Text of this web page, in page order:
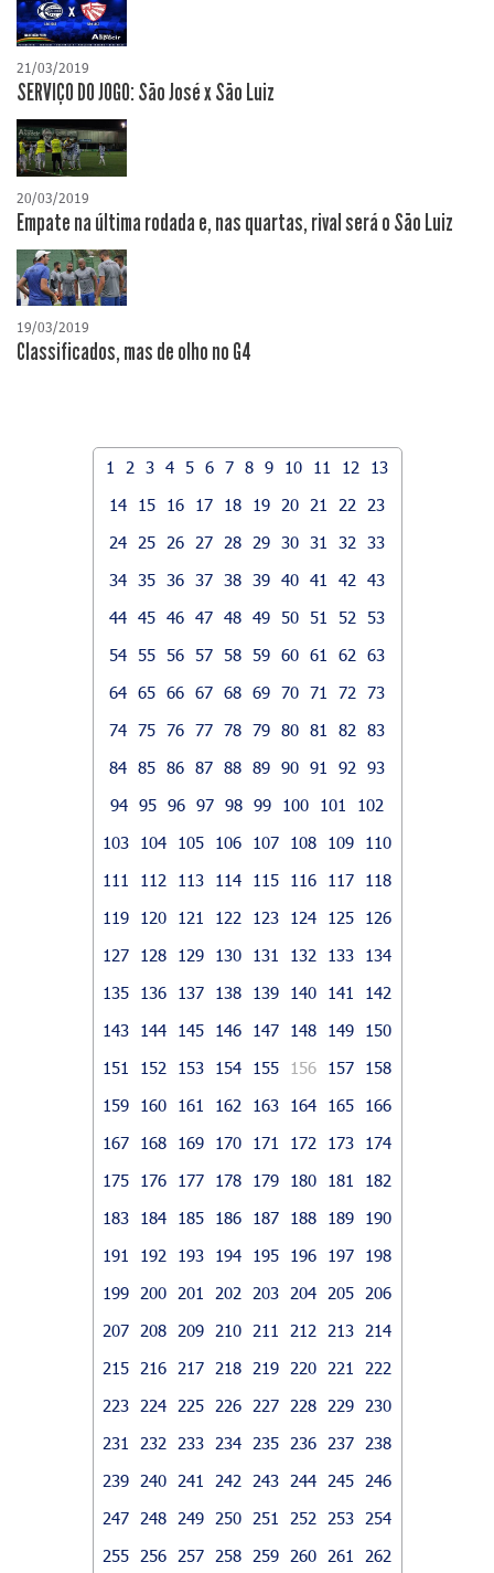
21/03/2019
SERVIÇO DO JOGO: São José x São Luiz
20/03/2019
Empate na última rodada e, nas quartas, rival será o São Luiz
19/03/2019
Classificados, mas de olho no G4
1 2 3 4 5 6 7 8 9 10 11 12
13
14
15 16 17 18 19 20 21 22
23
24
25 26 27 28 29 30 31 32
33
34 35 36 37 38 39 40 41 42
43
44 45 46 47 48 49 50 51 52
53
54 55 56 57 58 59 60 61 62
63
64 65 66 67 68 69 70 71 72
73
74 75 76 77 78 79 80 81 82
83
84 85 86 87 88 89 90 91 92
93
94 95 96 97 98 99 100 101
102
103
104 105 106 107 108 109
110
111
112 113 114 115 116 117
118
119
120 121 122 123 124 125
126
127
128 129 130 131 132 133
134
135
136 137 138 139 140 141
142
143
144 145 146 147 148 149
150
151
152 153 154 155 156 157
158
159
160 161 162 163 164 165
166
167
168 169 170 171 172 173
174
175
176 177 178 179 180 181
182
183
184 185 186 187 188 189
190
191
192 193 194 195 196 197
198
199
200 201 202 203 204 205
206
207
208 209 210 211 212 213
214
215
216 217 218 219 220 221
222
223
224 225 226 227 228 229
230
231
232 233 234 235 236 237
238
239
240 241 242 243 244 245
246
247
248 249 250 251 252 253
254
255
256 257 258 259 260 261
262